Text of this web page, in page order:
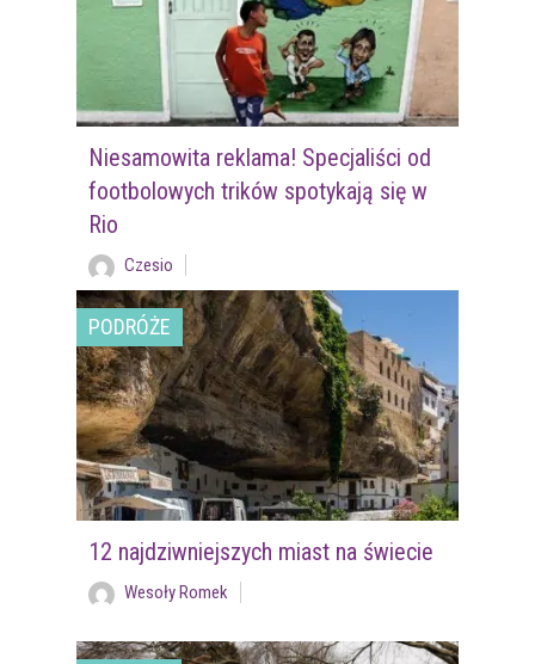
Niesamowita reklama! Specjaliści od
footbolowych trików spotykają się w
Rio
Czesio
PODRÓŻE
12 najdziwniejszych miast na świecie
Wesoły Romek